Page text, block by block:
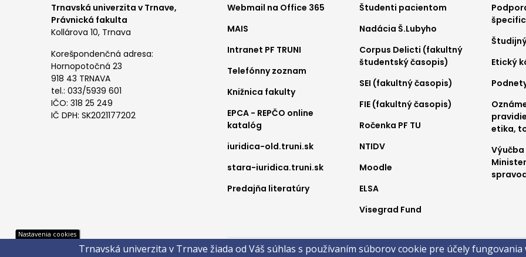
Trnavská univerzita v Trnave,
Právnická fakulta
Kollárova 10, Trnava
Korešpondenčná adresa:
Hornopotočná 23
918 43 TRNAVA
tel.: 033/5939 601
IČO: 318 25 249
IČ DPH: SK2021177202
Footer
menu
1
Webmail na Office 365
MAIS
Intranet PF TRUNI
Telefónny zoznam
Knižnica fakulty
EPCA - REPČO online
katalóg
iuridica-old.truni.sk
stara-iuridica.truni.sk
Predajňa literatúry
Footer
menu
2
Študenti pacientom
Nadácia Š.Lubyho
Corpus Delicti (fakultný
študentský časopis)
SEI (fakultný časopis)
FIE (fakultný časopis)
Ročenka PF TU
NTIDV
Moodle
ELSA
Visegrad Fund
3
Etický
etika,
Päta
Nastavenia cookies
Trnavská univerzita v Trnave žiada od Váš súhlas s používaním súborov cookie pre účely